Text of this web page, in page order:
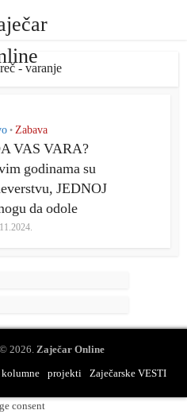
- varanje
• Zabava
VAS VARA?
godinama su
JEDNOJ
da odole
2026.Zaječar Online
kolumne projekti Zaječarske VESTI
consent